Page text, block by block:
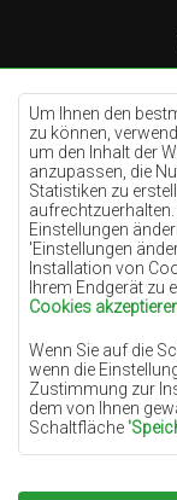
Um Ihnen den
zu können,
um den Inhalt der
anzupassen, die
Statistiken zu
Einstellungen
'Einstellungen
Installation von
Ihrem Endgerät zu
Cookies
Wenn Sie auf die
wenn die
Zustimmung zur
dem von Ihnen
Schaltfläche
Grundlage für die